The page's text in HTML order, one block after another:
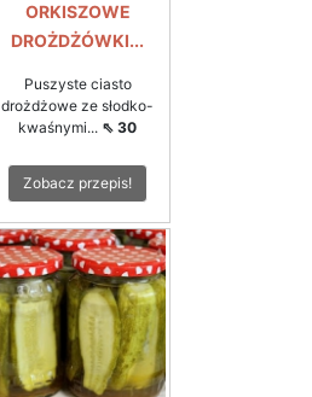
ORKISZOWE
DROŻDŻÓWKI...
Puszyste ciasto
drożdżowe ze słodko-
kwaśnymi... ⇖ 30
Zobacz przepis!